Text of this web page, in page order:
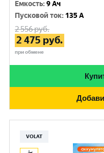
Емкость:9 Ач
Пусковой ток: 135 A
2 556руб.
2 475 руб.
при обмене
VOLAT